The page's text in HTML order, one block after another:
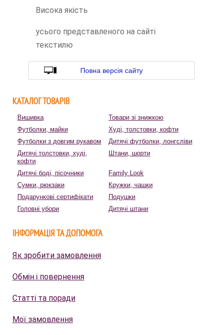
Висока якість
усього представленого на сайті
текстилю
Повна версія сайту
КАТАЛОГ ТОВАРІВ
Вишивка
Товари зі знижкою
Футболки, майки
Худі, толстовки, кофти
Футболки з довгим рукавом
Дитячі футболки, лонгсліви
Дитячі толстовки, худі,
кофти
Штани, шорти
Дитячі боді, пісочники
Family Look
Сумки, рюкзаки
Кружки, чашки
Подарункові сертифікати
Подушки
Головні убори
Дитячі штани
ІНФОРМАЦІЯ ТА ДОПОМОГА
Як зробити замовлення
Обмін і повернення
Статті та поради
Мої замовлення